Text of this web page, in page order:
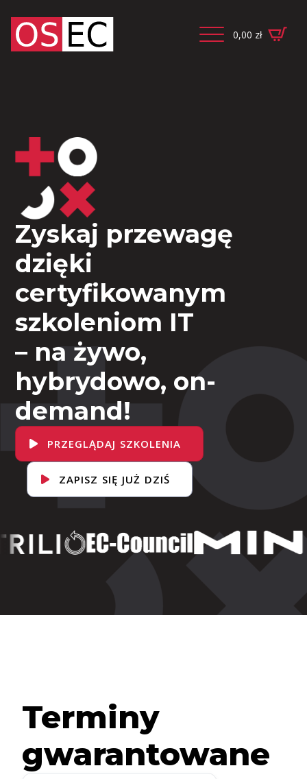
0,00 zł
Zyskaj przewagę
dzięki
certyfikowanym
szkoleniom IT
– na żywo,
hybrydowo, on-
demand!
PRZEGLĄDAJ SZKOLENIA
ZAPISZ SIĘ JUŻ DZIŚ
Terminy
gwarantowane